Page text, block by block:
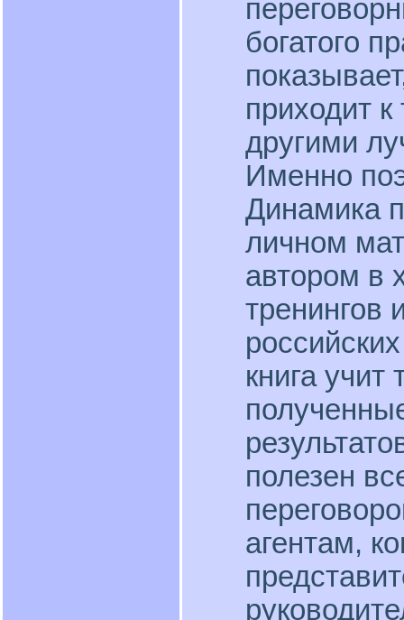
богатого
приходит
другими
Именно
Динамика
личном
автором в
тренингов
книга учит
полезен
агентам,